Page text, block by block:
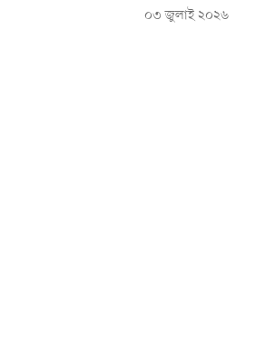
০৩ জুলাই ২০২৬